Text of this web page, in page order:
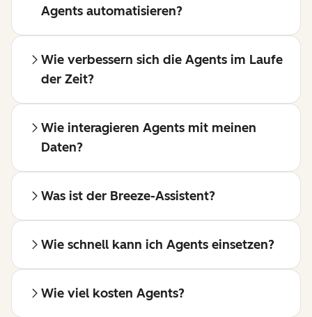
Agents automatisieren?
Wie verbessern sich die Agents im Laufe
der Zeit?
Wie interagieren Agents mit meinen
Daten?
Was ist der Breeze-Assistent?
Wie schnell kann ich Agents einsetzen?
Wie viel kosten Agents?